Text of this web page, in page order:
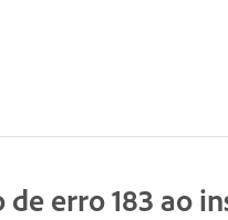
de erro 183 ao